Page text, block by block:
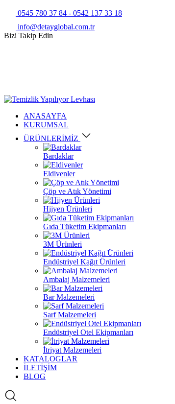
0545 780 37 84 - 0542 137 33 18
info@detayglobal.com.tr
Bizi Takip Edin
ANASAYFA
KURUMSAL
ÜRÜNLERİMİZ
Bardaklar
Eldivenler
Çöp ve Atık Yönetimi
Hijyen Ürünleri
Gıda Tüketim Ekipmanları
3M Ürünleri
Endüstriyel Kağıt Ürünleri
Ambalaj Malzemeleri
Bar Malzemeleri
Sarf Malzemeleri
Endüstriyel Otel Ekipmanları
İtriyat Malzemeleri
KATALOGLAR
İLETİŞİM
BLOG